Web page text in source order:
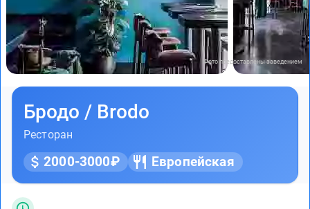
Фото предоставлены заведением
Бродо / Brodo
Ресторан
2000-3000₽ Европейская